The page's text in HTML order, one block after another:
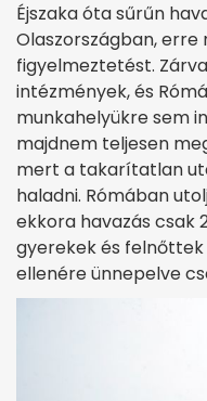
Éjszaka óta sűrűn
Olaszországban,
figyelmeztetést.
intézmények, és
munkahelyükre sem
majdnem teljesen
mert a takarítatlan
haladni. Rómában
ekkora havazás csak
gyerekek és
ellenére ünnepelve